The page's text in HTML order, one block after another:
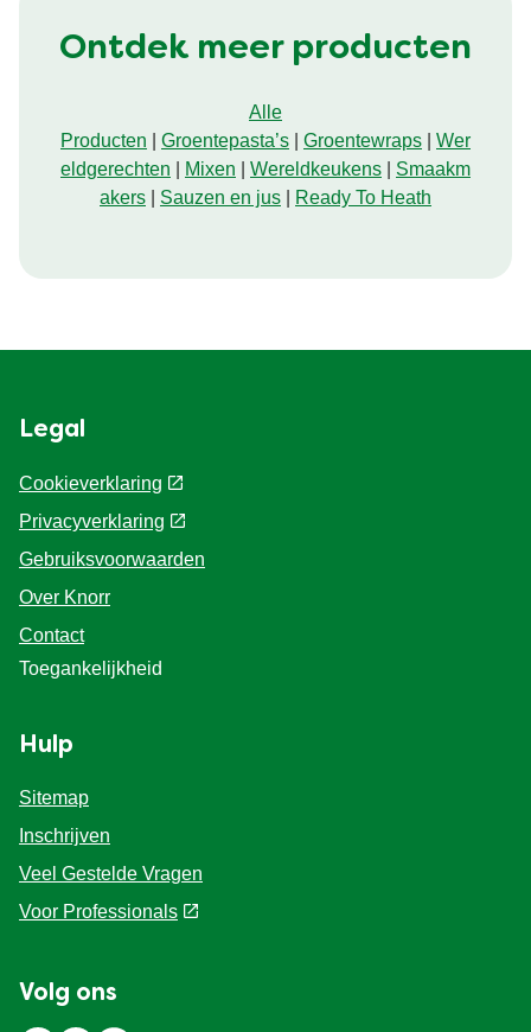
Ontdek meer producten
Alle
Producten
Groentepasta’s Groentewraps
Wer
eldgerechten
Mixen Wereldkeukens
Smaakm
akers
Sauzen en jus Ready To Heath
Legal
Cookieverklaring
Privacyverklaring
Cookie-instellingen
Gebruiksvoorwaarden
Over Knorr
Contact
Sitemap
Inschrijven
Veel Gestelde Vragen
Volg ons